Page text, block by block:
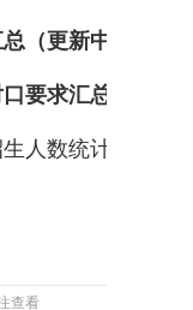
（更新中）
要求汇总（更新
人数统计
查看